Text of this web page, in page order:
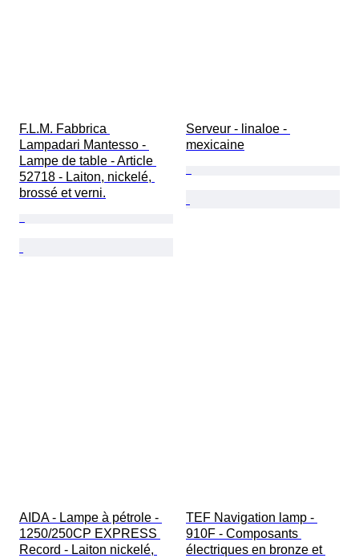
F.L.M. Fabbrica
Lampadari Mantesso -
Lampe de table - Article
52718 - Laiton, nickelé,
brossé et verni.
Serveur - linaloe -
mexicaine
AIDA - Lampe à pétrole -
1250/250CP EXPRESS
Record - Laiton nickelé,
TEF Navigation lamp -
910F - Composants
électriques en bronze et